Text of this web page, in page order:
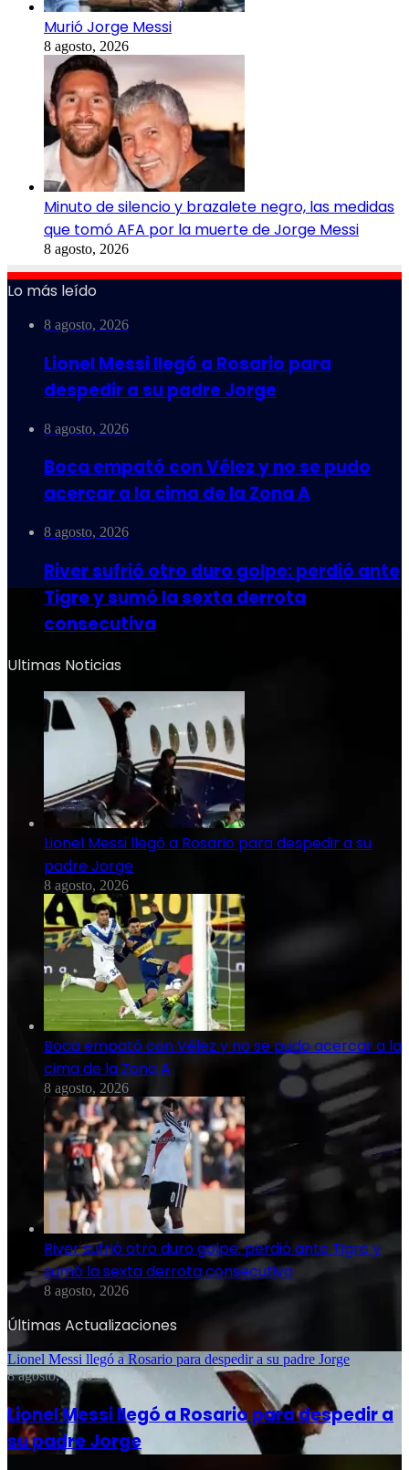
Murió Jorge Messi
8 agosto, 2026
Minuto de silencio y brazalete negro, las medidas
que tomó AFA por la muerte de Jorge Messi
8 agosto, 2026
Lo más leído
8 agosto, 2026
Lionel Messi llegó a Rosario para
despedir a su padre Jorge
8 agosto, 2026
Boca empató con Vélez y no se pudo
acercar a la cima de la Zona A
8 agosto, 2026
River sufrió otro duro golpe: perdió ante
Tigre y sumó la sexta derrota
consecutiva
Ultimas Noticias
Lionel Messi llegó a Rosario para despedir a su
padre Jorge
8 agosto, 2026
Boca empató con Vélez y no se pudo acercar a la
cima de la Zona A
8 agosto, 2026
River sufrió otro duro golpe: perdió ante Tigre y
sumó la sexta derrota consecutiva
8 agosto, 2026
Últimas Actualizaciones
Lionel Messi llegó a Rosario para despedir a su padre Jorge
8 agosto, 2026
Lionel Messi llegó a Rosario para despedir a
su padre Jorge